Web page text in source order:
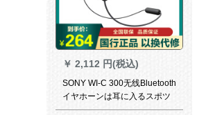
￥ 2,112 円(税込)
SONY WI-C 300无线Bluetooth
イヤホーンは耳に入るスポツ
ー型のアタップAndroid携帯电